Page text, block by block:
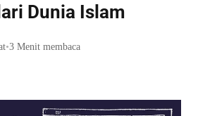
Dunia Islam
•3 Menit membaca